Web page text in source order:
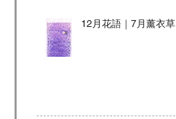
12月花語｜7月薰衣草